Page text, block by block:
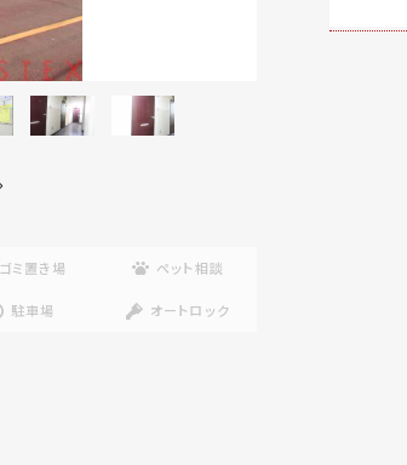
ゴミ置き場 ペット相談
駐車場 オートロック